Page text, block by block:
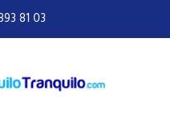
81 03